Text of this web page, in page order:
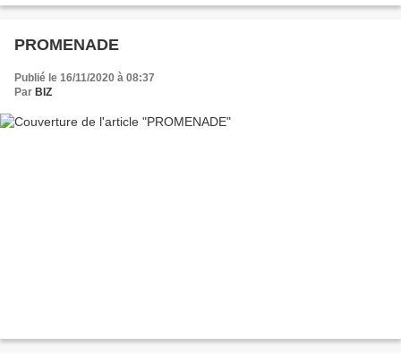
PROMENADE
Publié le 16/11/2020 à 08:37
Par BIZ